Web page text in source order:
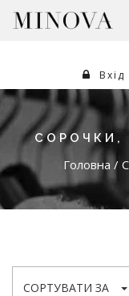
СОРОЧКИ,
Головна /
СОРТУВАТИ ЗА